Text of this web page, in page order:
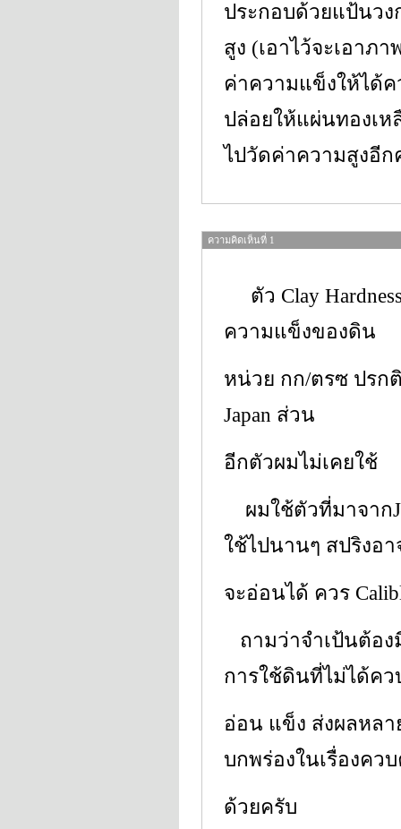
ประกอบด้วยแป้นว
สูง (เอาไว้จะเอาภ
ค่าความแข็งให้ได้ค
ปล่อยให้แผ่นทองเ
ไปวัดค่าความสูงอีก
ความคิดเห็นที่ 1
ตัว Clay
ความแข็งของดิน
หน่วย กก/ตรซ ปรก
Japan ส่วน
อีกตัวผมไม่เคยใช้
ผมใช้ตัวที่มาจาก
ใช้ไปนานๆ สปริงอา
จะอ่อนได้ ควร
ถามว่าจำเป้นต้อง
การใช้ดินที่ไม่ได้ค
อ่อน แข็ง ส่งผลหลา
บกพร่องในเรื่องควบ
ด้วยครับ